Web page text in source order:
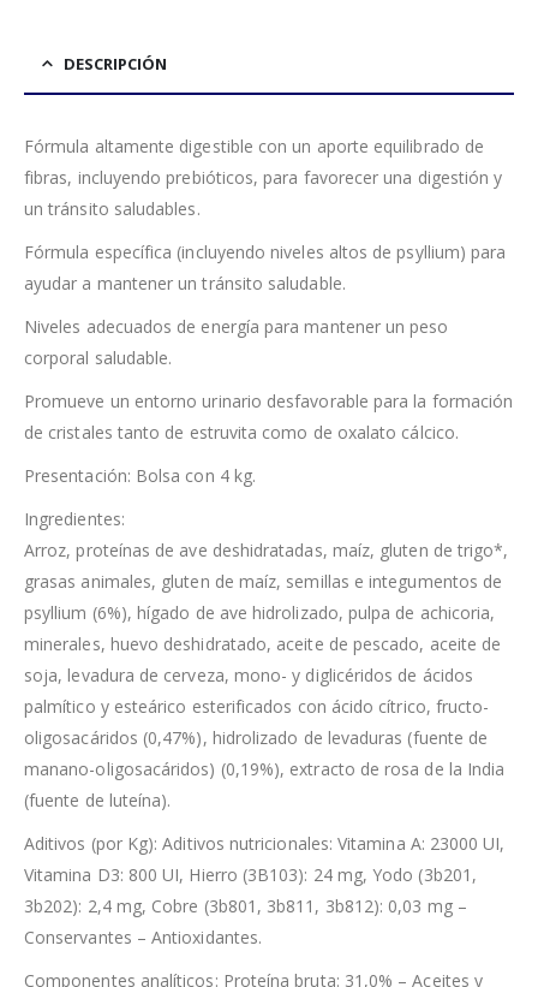
DESCRIPCIÓN
Fórmula altamente digestible con un aporte equilibrado de
fibras, incluyendo prebióticos, para favorecer una digestión y
un tránsito saludables.
Fórmula específica (incluyendo niveles altos de psyllium) para
ayudar a mantener un tránsito saludable.
Niveles adecuados de energía para mantener un peso
corporal saludable.
Promueve un entorno urinario desfavorable para la formación
de cristales tanto de estruvita como de oxalato cálcico.
Presentación: Bolsa con 4 kg.
Ingredientes:
Arroz, proteínas de ave deshidratadas, maíz, gluten de trigo*,
grasas animales, gluten de maíz, semillas e integumentos de
psyllium (6%), hígado de ave hidrolizado, pulpa de achicoria,
minerales, huevo deshidratado, aceite de pescado, aceite de
soja, levadura de cerveza, mono- y diglicéridos de ácidos
palmítico y esteárico esterificados con ácido cítrico, fructo-
oligosacáridos (0,47%), hidrolizado de levaduras (fuente de
manano-oligosacáridos) (0,19%), extracto de rosa de la India
(fuente de luteína).
Aditivos (por Kg): Aditivos nutricionales: Vitamina A: 23000 UI,
Vitamina D3: 800 UI, Hierro (3B103): 24 mg, Yodo (3b201,
3b202): 2,4 mg, Cobre (3b801, 3b811, 3b812): 0,03 mg –
Conservantes – Antioxidantes.
Componentes analíticos: Proteína bruta: 31,0% – Aceites y